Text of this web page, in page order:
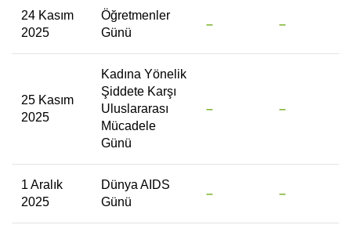
24 Kasım
2025
Öğretmenler
Günü
– –
25 Kasım
2025
Kadına Yönelik
Şiddete Karşı
Uluslararası
Mücadele
Günü
– –
1 Aralık
2025
Dünya AIDS
Günü
– –